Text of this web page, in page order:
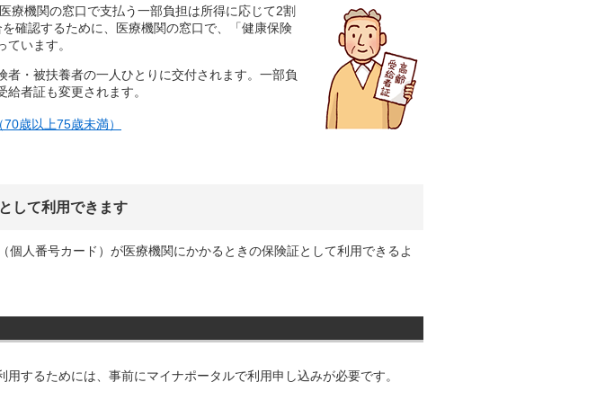
療機関の窓口で支払う一部負担は所得に応じて2割
確認するために、医療機関の窓口で、「健康保険
います。
者・被扶養者の一人ひとりに交付されます。一部負
者証も変更されます。
歳以上75歳未満）
して利用できます
個人番号カード）が医療機関にかかるときの保険証として利用できるよ
するためには、事前にマイナポータルで利用申し込みが必要です。